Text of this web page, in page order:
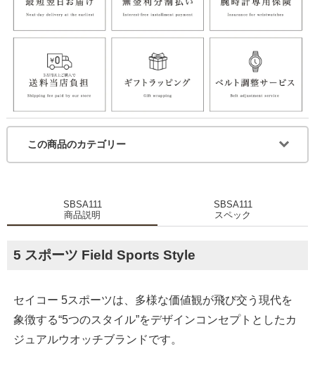
この商品のカテゴリー
SBSA111
商品説明
SBSA111
スペック
5 スポーツ Field Sports Style
セイコー 5スポーツは、多様な価値観が飛び交う現代を
象徴する“5つのスタイル”をデザインコンセプトとしたカ
ジュアルウオッチブランドです。